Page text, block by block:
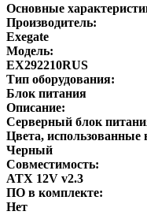
Основные
Производитель:
Exegate
Модель:
EX292210RUS
Тип оборудования:
Блок питания
Описание:
Серверный блок
Цвета, использованные
Черный
Совместимость:
ATX 12V v2.3
ПО в комплекте:
Нет